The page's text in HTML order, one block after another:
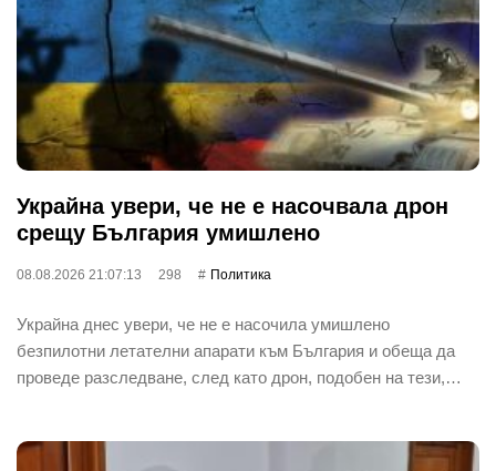
Украйна увери, че не е насочвала дрон
срещу България умишлено
08.08.2026 21:07:13 298 Политика
Украйна днес увери, че не е насочила умишлено
безпилотни летателни апарати към България и обеща да
проведе разследване, след като дрон, подобен на тези,…